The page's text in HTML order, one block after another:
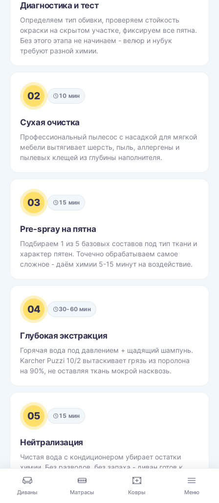
Диагностика и тест
Определяем тип обивки, проверяем стойкость
окраски на скрытом участке, фиксируем все пятна.
Без этого этапа не начинаем - велюр и нубук
требуют разной химии.
02 10 мин
Сухая очистка
Профессиональный пылесос с насадкой для мягкой
мебели вытягивает шерсть, пыль, аллергены и
пылевых клещей из глубины наполнителя.
03 15 мин
Pre-spray на пятна
Подбираем 1 из 5 базовых составов под тип ткани и
характер пятен. Точечно обрабатываем самое
сложное - даём химии 5-15 минут на воздействие.
04 30-60 мин
Глубокая экстракция
Горячая вода под давлением + щадящий шампунь.
Karcher Puzzi 10/2 вытаскивает грязь из поролона
на 90%, не оставляя ткань мокрой насквозь.
05 15 мин
Нейтрализация
Чистая вода с кондиционером убирает остатки
химии. Без разводов, без запаха - диван готов к
использованию по нормам безопасности для детей
Диваны Матрасы Ковры Меню